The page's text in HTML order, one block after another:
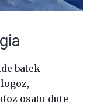
batek
osatu dute